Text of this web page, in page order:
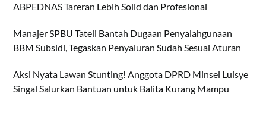
ABPEDNAS Tareran Lebih Solid dan Profesional
Manajer SPBU Tateli Bantah Dugaan Penyalahgunaan
BBM Subsidi, Tegaskan Penyaluran Sudah Sesuai Aturan
Aksi Nyata Lawan Stunting! Anggota DPRD Minsel Luisye
Singal Salurkan Bantuan untuk Balita Kurang Mampu